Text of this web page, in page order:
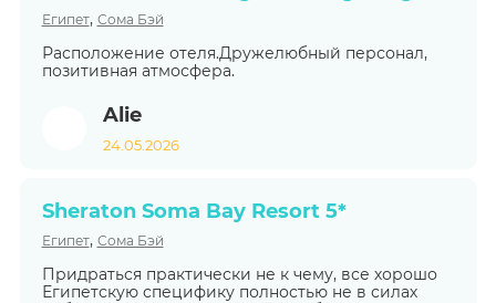
Египет, Сома Бэй
Расположение отеля.Дружелюбный персонал,
позитивная атмосфера.
Alie
24.05.2026
Sheraton Soma Bay Resort 5*
Египет, Сома Бэй
Придраться практически не к чему, все хорошо
Египетскую специфику полностью не в силах